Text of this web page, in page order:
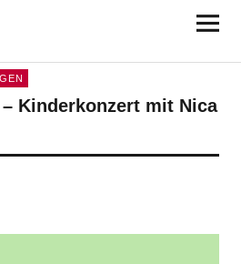
– Kinderkonzert mit Nica